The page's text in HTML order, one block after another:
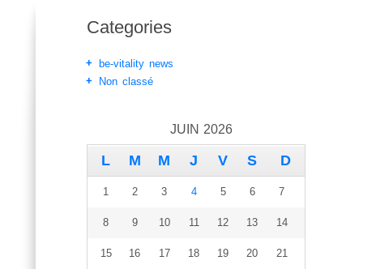
Categories
be-vitality news
Non classé
JUIN 2026
L M M J V S D
1 2 3 4 5 6 7
8 9 10 11 12 13 14
15 16 17 18 19 20 21